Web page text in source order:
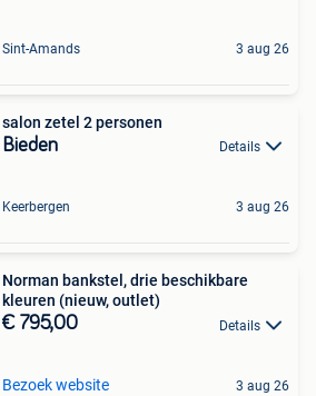
Sint-Amands 3 aug 26
salon zetel 2 personen
Bieden Details
Keerbergen 3 aug 26
Norman bankstel, drie beschikbare
kleuren (nieuw, outlet)
€ 795,00 Details
Bezoek website 3 aug 26